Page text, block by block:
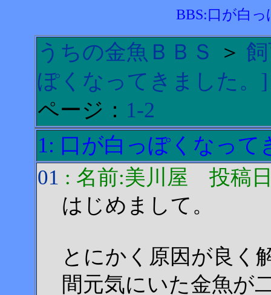
BBS:口が白
うちの金魚ＢＢＳ ＞
ぽくなってきました。]
ページ： 1-2
1: 口が白っぽくなって
01 : 名前:美川屋 投稿日
はじめまして。
とにかく原因が良く
間元気にいた金魚が